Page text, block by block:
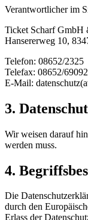
Verantwortlicher im
Ticket Scharf GmbH
Hansererweg 10,
Telefon: 08652/2325
Telefax: 08652/
E-Mail:
3.
Wir weisen darauf
werden muss.
4.
Die
durch den
Erlass der